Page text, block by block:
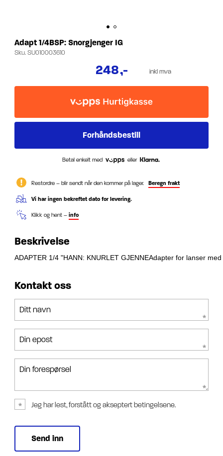
Adapt 1/4BSP: Snorgjenger IG
Sku.SU010003610
248,- inkl mva
Betal enkelt med eller
Restordre – blir sendt når den kommer på lager. Beregn frakt
Vi har ingen bekreftet dato for levering.
Klikk og hent – info
Beskrivelse
ADAPTER 1/4 "HANN: KNURLET GJENNEAdapter for lanser
Kontakt oss
Ditt navn
Din epost
Din forespørsel
Jeg har lest, forstått og akseptert betingelsene.